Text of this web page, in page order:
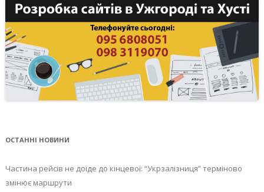
ОСТАННІ НОВИНИ
Частина рейсів не доїде до кінцевої: “Укрзалізниця” терміново
змінює маршрути